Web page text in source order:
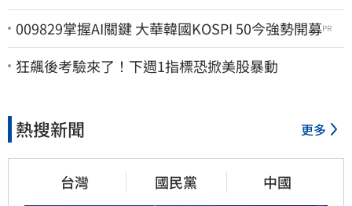
009829掌握AI關鍵 大華韓國KOSPI 50今強勢開募PR
狂飆後考驗來了！下週1指標恐掀美股暴動
熱搜新聞 更多
台灣 國民黨 中國